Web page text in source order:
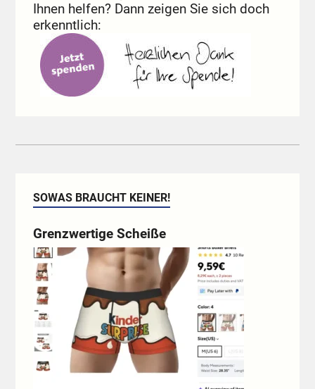
Ihnen helfen? Dann zeigen Sie sich doch
erkenntlich:
SOWAS BRAUCHT KEINER!
Grenzwertige Scheiße